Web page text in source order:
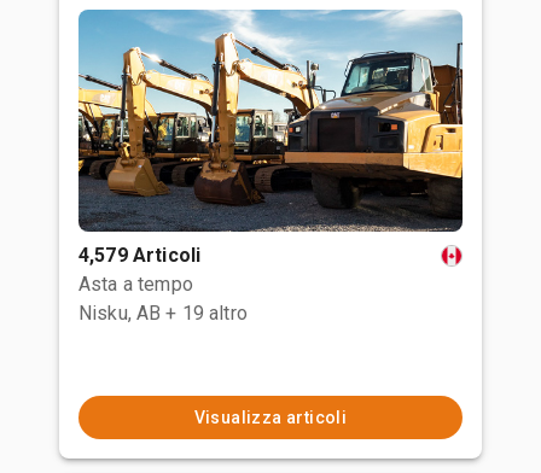
4,579 Articoli
Asta a tempo
Nisku, AB + 19 altro
Visualizza articoli